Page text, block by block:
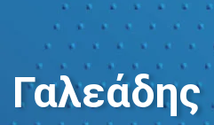
Γαλεάδης